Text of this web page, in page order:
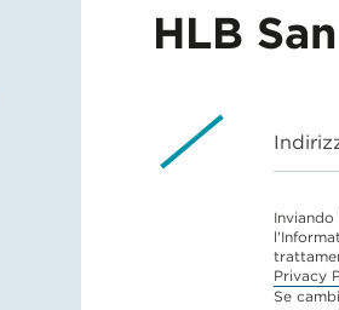
HLB
Privacy
Se